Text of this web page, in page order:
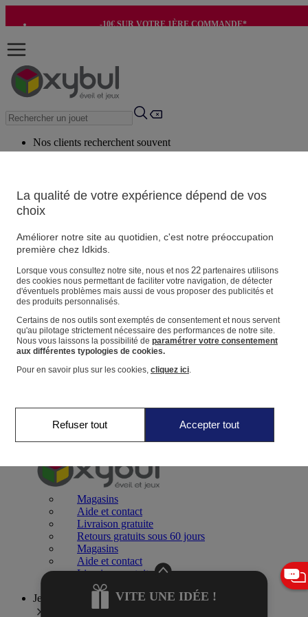
-10€ SUR VOTRE 1ÈRE COMMANDE*
Nos clients recherchent souvent
Conseils suggérés
Produits suggérés
Vos informations personnelles
Suivre une commande
Magasin
Panier
Favoris
Jeux 0-2 ans
Magasins
Aide et contact
Livraison gratuite
Retours gratuits sous 60 jours
Magasins
Aide et contact
Livraison gratuite
Retours gratuits sous 60 jours
Jeux 2-4 ans
VITE UNE IDÉE !
La qualité de votre expérience dépend de vos
choix
Améliorer notre site au quotidien, c'est notre préoccupation
première chez Idkids.
Lorsque vous consultez notre site, nous et nos 22partenaires utilisons
des cookies nous permettant de faciliter votre navigation, de détecter
d'éventuels problèmes mais aussi de vous proposer des publicités et
des produits personnalisés.
Certains de nos outils sont exemptés de consentement et nous servent
qu'au pilotage strictement nécessaire des performances de notre site.
Nous vous laissons la possibilité de paramétrer votre consentement
aux différentes typologies de cookies.
Pour en savoir plus sur les cookies, cliquez ici.
Refuser tout Accepter tout